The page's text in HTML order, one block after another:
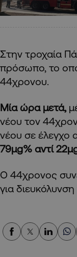
Στην τροχαία
πρόσωπο, το
44χρονου.
Μία ώρα μετά,
νέου τον
νέου σε έλεγχο
79μg% αντί
Ο 44χρονος
για